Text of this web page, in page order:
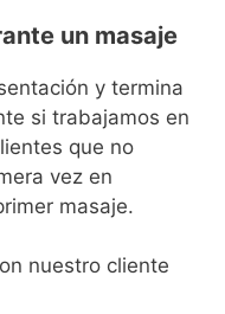
un masaje
y termina
si trabajamos en
que no
vez en
masaje.
nuestro cliente